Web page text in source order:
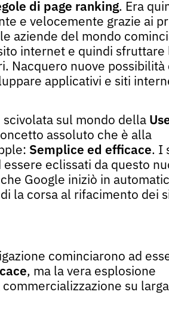
di page ranking. Era
e velocemente grazie ai
aziende del mondo
internet e quindi sfruttare
Nacquero nuove possibilità
applicativi e siti
sul mondo della
assoluto che è alla
Semplice ed efficace. I
eclissati da questo
Google iniziò in
la corsa al rifacimento dei
cominciarono ad
, ma la vera esplosione
su